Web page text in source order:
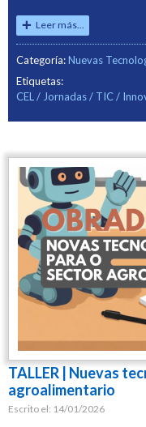
Leer más...
Categoría:Nuevas
Etiquetas:
CEL
Jornadas TIC
TALLER | Nuevas
agroalimentario
Escrito el: 14/01/2026